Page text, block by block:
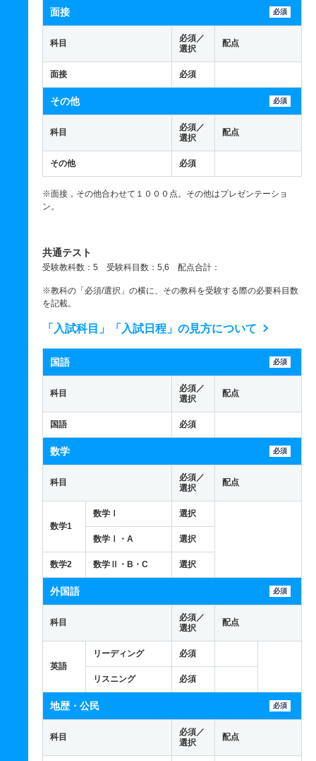
面接 必須
科目
必須／
選択
配点
面接 必須
その他 必須
科目
必須／
選択
配点
その他 必須
※面接，その他合わせて１０００点。その他はプレゼンテーショ
ン。
共通テスト
受験教科数：5 受験科目数：5,6 配点合計：
※教科の「必須/選択」の横に、その教科を受験する際の必要科目数
を記載。
「入試科目」「入試日程」の見方について
国語 必須
科目
必須／
選択
配点
国語 必須
数学 必須
科目
必須／
選択
配点
数学1
数学Ⅰ 選択
数学Ⅰ・A 選択
数学2 数学Ⅱ・B・C 選択
外国語 必須
科目
必須／
選択
配点
英語
リーディング 必須
リスニング 必須
地歴・公民 必須
科目
必須／
選択
配点